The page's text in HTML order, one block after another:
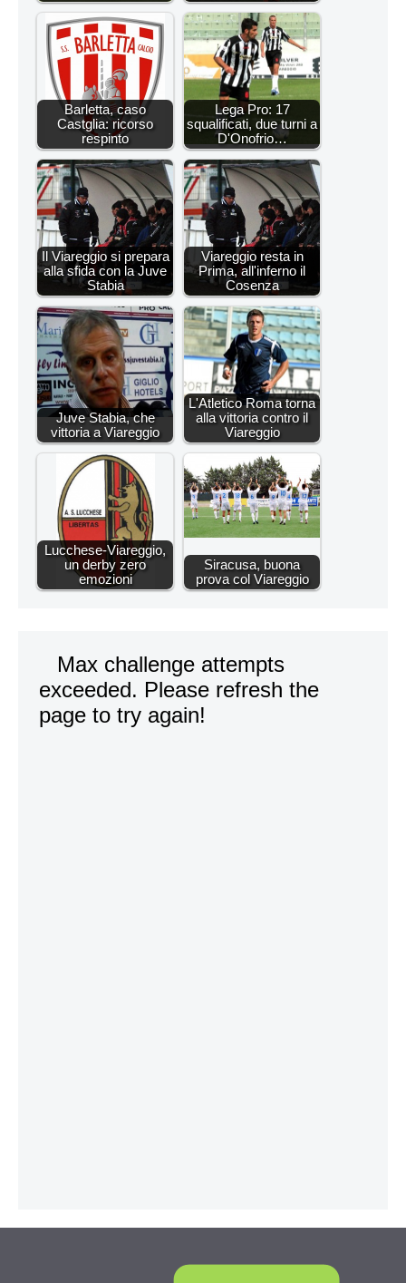
Barletta, caso
Castglia: ricorso
respinto
Lega Pro: 17
squalificati, due turni a
D'Onofrio…
Il Viareggio si prepara
alla sfida con la Juve
Stabia
Viareggio resta in
Prima, all'inferno il
Cosenza
Juve Stabia, che
vittoria a Viareggio
L'Atletico Roma torna
alla vittoria contro il
Viareggio
Lucchese-Viareggio,
un derby zero
emozioni
Siracusa, buona
prova col Viareggio